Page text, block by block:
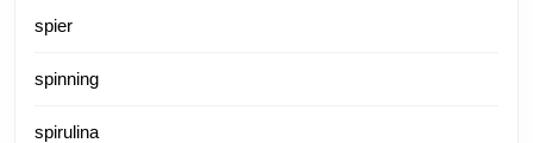
spier
spinning
spirulina